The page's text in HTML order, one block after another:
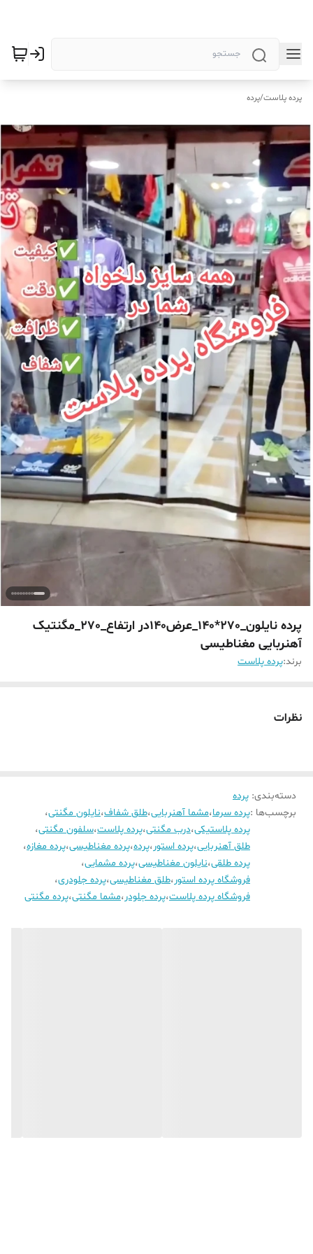
پرده پلاست/پرده
پرده نایلون_270*140_عرض140در ارتفاع_270_مگنتیک
آهنربایی مغناطیسی
برند:پرده پلاست
نظرات
دسته‌بندی: پرده
برچسب‌ها :پرده سرما،مشما آهنربایی،طلق شفاف،نایلون مگنتی،
پرده پلاستیکی،درب مگنتی،پرده پلاست،سلفون مگنتی،
طلق آهنربایی،پرده استور،پرده،پرده مغناطیسی،پرده مغازه،
پرده طلقی،نایلون مغناطیسی،پرده مشمایی،
فروشگاه پرده استور،طلق مغناطیسی،پرده جلودری،
فروشگاه پرده پلاست،پرده جلودر،مشما مگنتی،پرده مگنتی